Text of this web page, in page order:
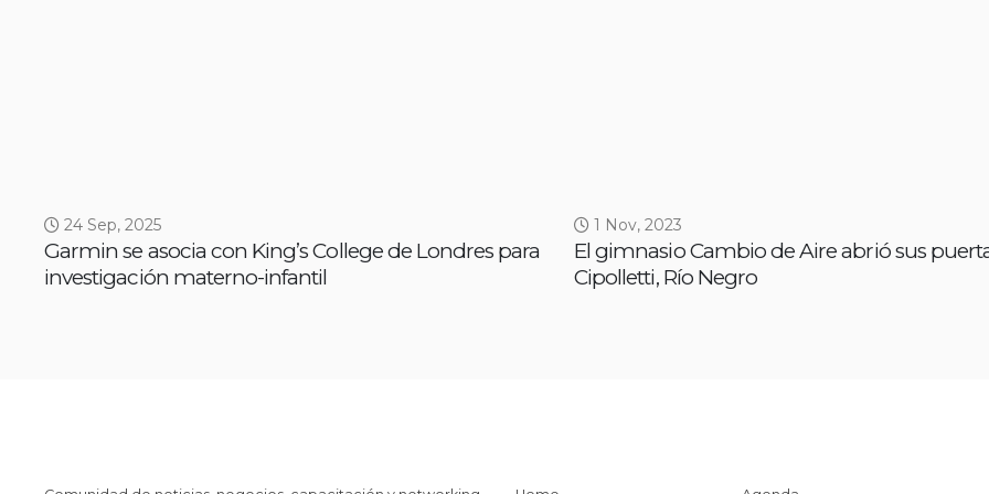
24 Sep, 2025
Garmin se asocia con King’s College de Londres para
investigación materno-infantil
1 Nov, 2023
El gimnasio Cambio de Aire abrió sus
Cipolletti, Río Negro